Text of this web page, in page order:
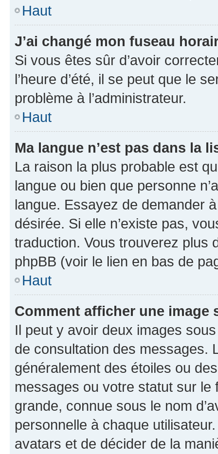
Haut
J’ai changé mon fuseau
Si vous êtes sûr d’avoir
l’heure d’été, il se peut que le
problème à l’administrateur.
Haut
Ma langue n’est pas dans la
La raison la plus probable est
langue ou bien que personne
langue. Essayez de demander
désirée. Si elle n’existe pas,
traduction. Vous trouverez plus
phpBB (voir le lien en bas de
Haut
Comment afficher une image
Il peut y avoir deux images
de consultation des messages.
généralement des étoiles ou
messages ou votre statut sur
grande, connue sous le nom
personnelle à chaque utilisateur.
avatars et de décider de la